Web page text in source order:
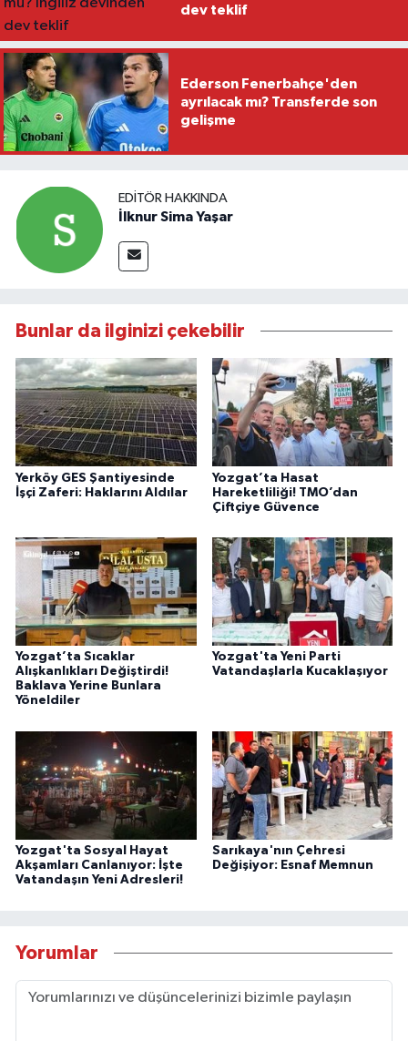
dev teklif
Ederson Fenerbahçe'den
ayrılacak mı? Transferde son
gelişme
EDITÖR HAKKINDA
İlknur Sima Yaşar
Bunlar da ilginizi çekebilir
Yerköy GES Şantiyesinde
İşçi Zaferi: Haklarını Aldılar
Yozgat’ta Hasat
Hareketliliği! TMO’dan
Çiftçiye Güvence
Yozgat’ta Sıcaklar
Alışkanlıkları Değiştirdi!
Baklava Yerine Bunlara
Yöneldiler
Yozgat'ta Yeni Parti
Vatandaşlarla Kucaklaşıyor
Yozgat'ta Sosyal Hayat
Akşamları Canlanıyor: İşte
Vatandaşın Yeni Adresleri!
Sarıkaya'nın Çehresi
Değişiyor: Esnaf Memnun
Yorumlar